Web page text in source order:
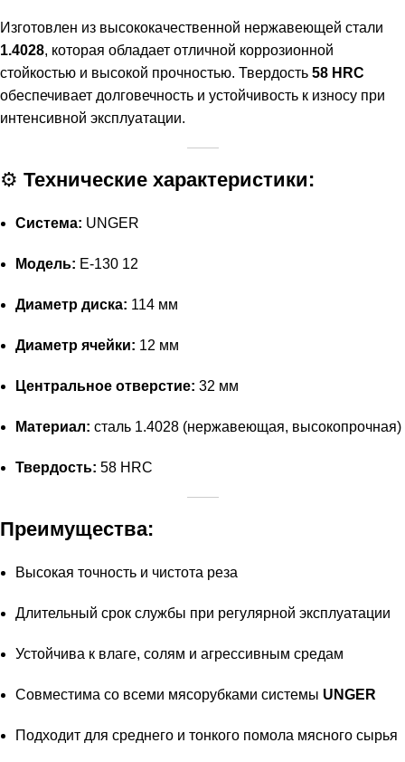
Изготовлен из высококачественной нержавеющей стали
1.4028, которая обладает отличной коррозионной
стойкостью и высокой прочностью. Твердость 58 HRC
обеспечивает долговечность и устойчивость к износу при
интенсивной эксплуатации.
⚙️ Технические характеристики:
Система: UNGER
Модель: E-130 12
Диаметр диска: 114 мм
Диаметр ячейки: 12 мм
Центральное отверстие: 32 мм
Материал: сталь 1.4028 (нержавеющая, высокопрочная)
Твердость: 58 HRC
Преимущества:
Высокая точность и чистота реза
Длительный срок службы при регулярной эксплуатации
Устойчива к влаге, солям и агрессивным средам
Совместима со всеми мясорубками системы UNGER
Подходит для среднего и тонкого помола мясного сырья